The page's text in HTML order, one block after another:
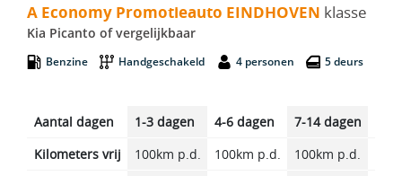
A Economy Promotieauto EINDHOVEN klasse
Kia Picanto of vergelijkbaar
Benzine Handgeschakeld 4 personen 5 deurs
Aantal dagen 1-3 dagen 4-6 dagen 7-14 dagen
Kilometers vrij
100km p.d. 100km p.d. 100km p.d.